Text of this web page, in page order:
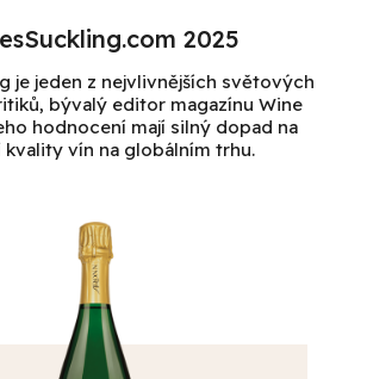
2025
je jeden z nejvlivnějších světových
bývalý editor magazínu Wine
hodnocení mají silný dopad na
kvality vín na globálním trhu.